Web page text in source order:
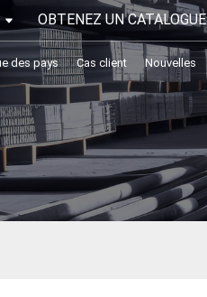
OBTENEZ UN CATALOGUE
des pays Cas client
Nouvelles